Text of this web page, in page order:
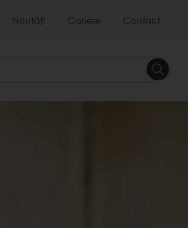
Noutăți Cariere Contact
Căutare